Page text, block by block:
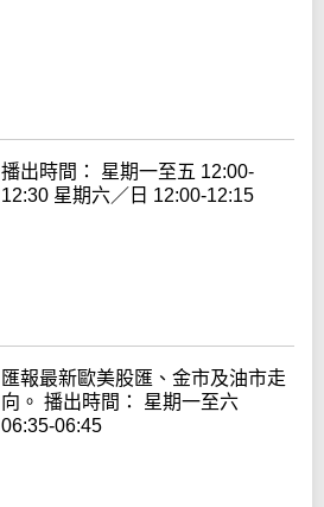
播出時間： 星期一至五 12:00-
12:30 星期六／日 12:00-12:15
匯報最新歐美股匯、金市及油市走
向。 播出時間： 星期一至六
06:35-06:45